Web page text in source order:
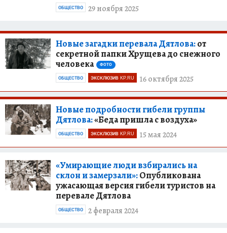
29 ноября 2025
ОБЩЕСТВО
Новые загадки перевала Дятлова:от
секретной папки Хрущева до снежного
человека
ФОТО
16 октября 2025
ОБЩЕСТВО ЭКСКЛЮЗИВ KP.RU
Новые подробности гибели группы
Дятлова:«Беда пришла с воздуха»
15 мая 2024
ОБЩЕСТВО ЭКСКЛЮЗИВ KP.RU
«Умирающие люди взбирались на
склон и замерзали»:Опубликована
ужасающая версия гибели туристов на
перевале Дятлова
2 февраля 2024
ОБЩЕСТВО